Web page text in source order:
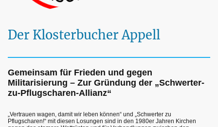
Der Klosterbucher Appell
Gemeinsam für Frieden und gegen
Militarisierung – Zur Gründung der „Schwerter-
zu-Pflugscharen-Allianz“
„Vertrauen wagen, damit wir leben können“ und „Schwerter zu
Pflugscharen!“ mit diesen Losungen sind in den 1980er Jahren Kirchen